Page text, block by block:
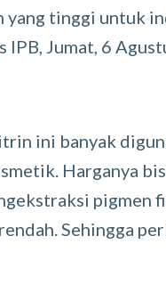
yang tinggi untuk
IPB, Jumat, 6
ini banyak
Harganya
pigmen
Sehingga